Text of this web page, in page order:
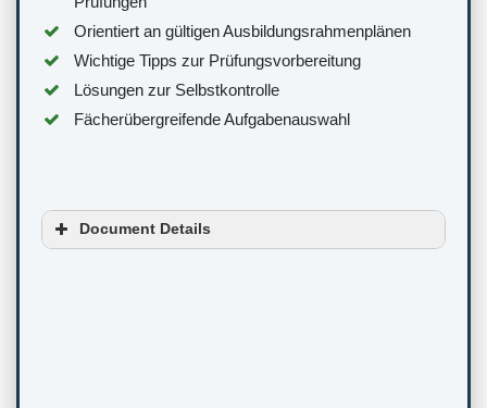
Orientiert an gültigen Ausbildungsrahmenplänen
Wichtige Tipps zur Prüfungsvorbereitung
Lösungen zur Selbstkontrolle
Fächerübergreifende Aufgabenauswahl
Document Details